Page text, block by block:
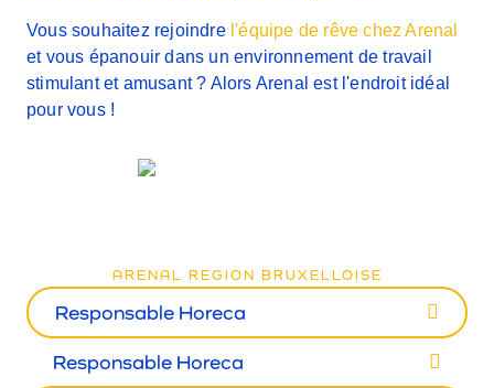
Vous souhaitez rejoindre l'équipe de rêve chez Arenal
et vous épanouir dans un environnement de travail
stimulant et amusant? Alors Arenal est l'endroit idéal
pour vous !
ARENAL REGION BRUXELLOISE
Responsable Horeca
Responsable Horeca